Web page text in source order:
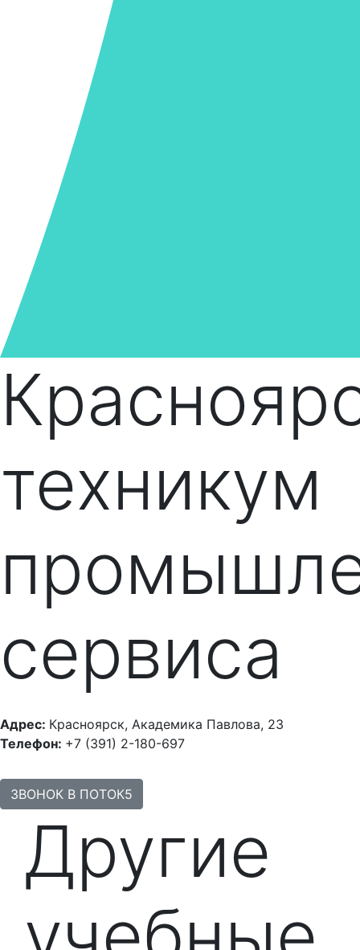
техникум
сервиса
Адрес: Красноярск, Академика Павлова, 23
Телефон: +7 (391) 2-180-697
ЗВОНОК В ПОТОК5
Другие